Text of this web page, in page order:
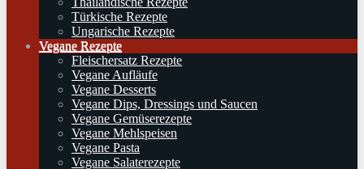
Türkische Rezepte
Ungarische Rezepte
Vegane Rezepte
Fleischersatz Rezepte
Vegane Aufläufe
Vegane Desserts
Vegane Dips, Dressings und Saucen
Vegane Gemüserezepte
Vegane Mehlspeisen
Vegane Pasta
Vegane Salaterezepte